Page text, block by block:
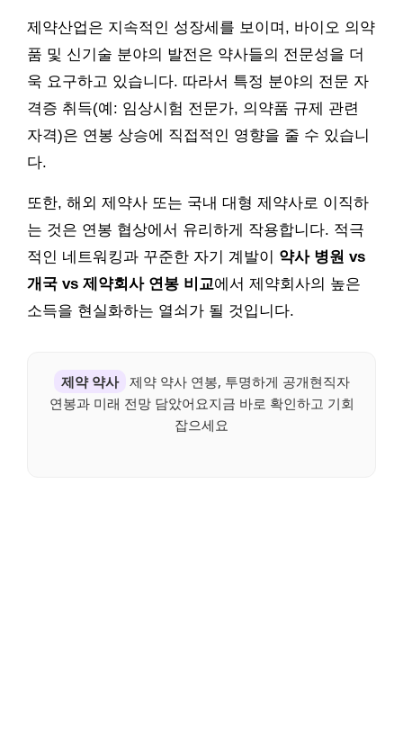
제약산업은 지속적인 성장세를 보이며, 바이오 의약
품 및 신기술 분야의 발전은 약사들의 전문성을 더
욱 요구하고 있습니다. 따라서 특정 분야의 전문 자
격증 취득(예: 임상시험 전문가, 의약품 규제 관련
자격)은 연봉 상승에 직접적인 영향을 줄 수 있습니
다.
또한, 해외 제약사 또는 국내 대형 제약사로 이직하
는 것은 연봉 협상에서 유리하게 작용합니다. 적극
적인 네트워킹과 꾸준한 자기 계발이 약사 병원 vs
개국 vs 제약회사 연봉 비교에서 제약회사의 높은
소득을 현실화하는 열쇠가 될 것입니다.
제약 약사
제약 약사 연봉, 투명하게 공개현직자
연봉과 미래 전망 담았어요지금 바로 확인하고 기회
잡으세요